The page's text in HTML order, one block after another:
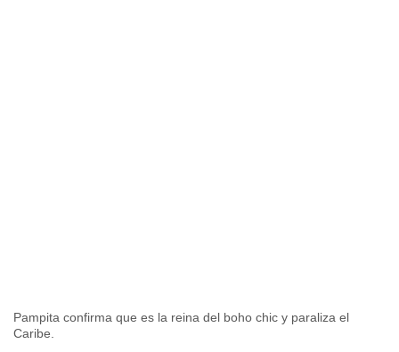
Pampita confirma que es la reina del boho chic y paraliza el
Caribe.